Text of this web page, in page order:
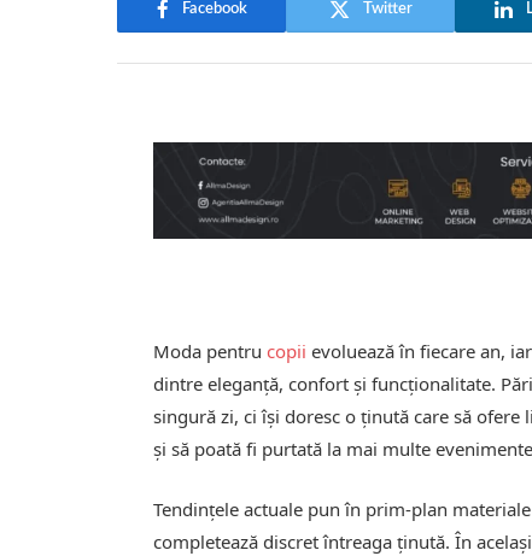
Facebook Twitter
Moda pentru copii evoluează în fiecare an,
dintre eleganță, confort și funcționalitate.
singură zi, ci își doresc o ținută care să ofere
și să poată fi purtată la mai multe
Tendințele actuale pun în prim-plan
completează discret întreaga ținută. În